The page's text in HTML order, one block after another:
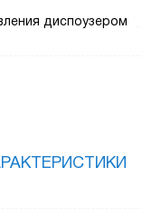
диспоузером